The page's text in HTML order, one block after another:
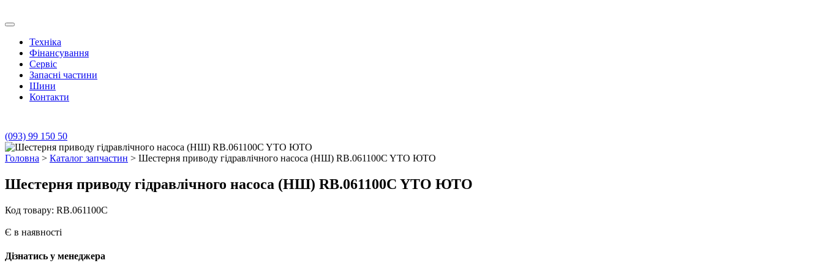
to
Техніка
Фінансування
Сервіс
Запасні частини
Шини
Контакти
(093) 99 150 50
Головна > Каталог запчастин > Шестерня приводу гідравлічного насоса (НШ) RB.061100C YTO ЮТО
Шестерня приводу гідравлічного насоса (НШ) RB.061100C YTO ЮТО
Код товару: RB.061100C
Є в наявності
Дізнатись у менеджера